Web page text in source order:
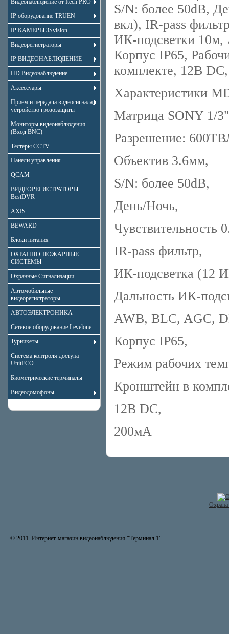
Видеонаблюдение от Itech PRO
IP оборудование TRUEN
IP КАМЕРЫ 3Svision
Видеорегистраторы
IP ВИДЕОНАБЛЮДЕНИЕ
HD Видеонаблюдение
Аксессуары
Прием и передача видеосигнала,
устройство грозозащиты
Мониторы видеонаблюдения
(Вход BNC)
Тестеры CCTV
Панели управления
QCAM
ВИДЕОРЕГИСТРАТОРЫ
BestDVR
AXIS
BEWARD
Блоки питания
ОХРАННО-ПОЖАРНЫЕ
СИСТЕМЫ
Охранные Сигнализации
Автомобильные
видеорегистраторы
АВТОЭЛЕКТРОНИКА
Сетевое оборудование Levelone
Турникеты
Система контроля доступа
UnitECO
Биометрические терминалы
Видеодомофоны
S/N: более 50dB,
вкл), IR-pass
ИК-подсветки
Корпус IP65,
комплекте, 12В
Характеристики
Матрица SONY 1/
Разрешение:
Объектив 3.6мм,
S/N: более 50dB,
День/Ночь,
Чувствительность
IR-pass фильтр,
ИК-подсветка (12
Дальность ИК-
AWB, BLC, AGC,
Корпус IP65,
Режим рабочих
Кронштейн в
12В DC,
200мА
© 2011. Интернет-магазин видеонаблюдения "Терминал 1"